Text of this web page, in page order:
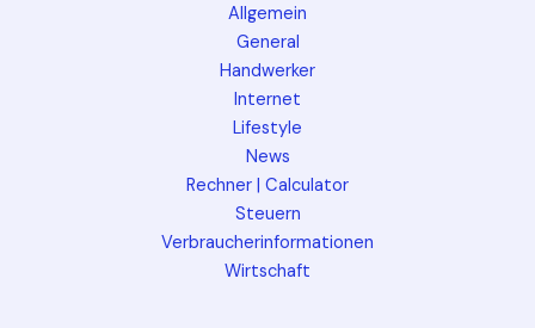
Allgemein
General
Handwerker
Internet
Lifestyle
News
Rechner | Calculator
Steuern
Verbraucherinformationen
Wirtschaft